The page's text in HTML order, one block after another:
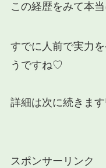
この経歴をみて本
すでに人前で実力
うですね♡
詳細は次に続きま
スポンサーリンク